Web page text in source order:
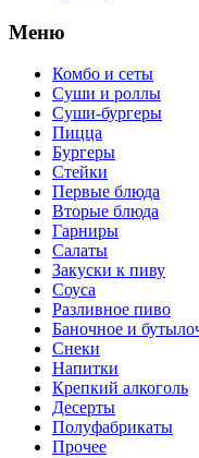
Меню
Комбо и сеты
Суши и роллы
Суши-бургеры
Пицца
Бургеры
Стейки
Первые блюда
Вторые блюда
Гарниры
Салаты
Закуски к пиву
Соуса
Разливное пиво
Баночное и
Снеки
Напитки
Крепкий алкоголь
Десерты
Полуфабрикаты
Прочее